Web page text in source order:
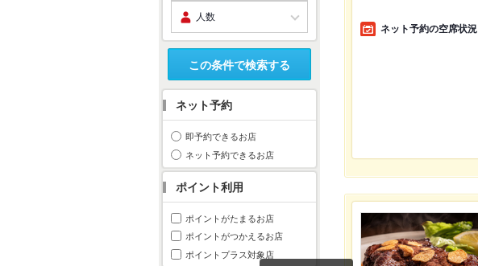
この条件で検索する
ネット予約
即予約できるお店
ネット予約できるお店
ポイント利用
ポイントがたまるお店
ポイントがつかえるお店
ポイントプラス対象店
ネット予約の空席状況